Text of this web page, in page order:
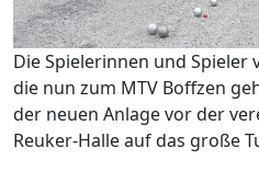
Die Spielerinnen und Spieler
die nun zum MTV Boffzen
der neuen Anlage vor der
Reuker-Halle auf das große